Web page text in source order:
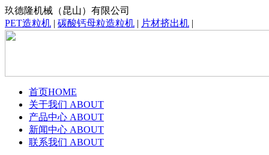
玖德隆机械（昆山）有限公司
PET造粒机 | 碳酸钙母粒造粒机 | 片材挤出机 |
首页HOME
关于我们 ABOUT
产品中心 ABOUT
新闻中心 ABOUT
联系我们 ABOUT